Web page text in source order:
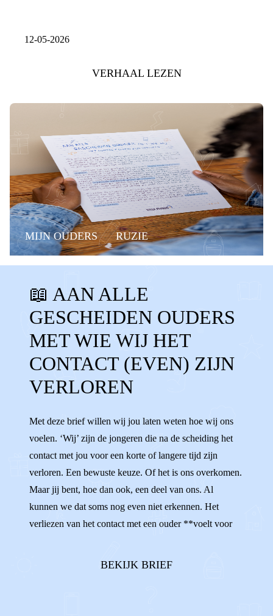
12-05-2026
VERHAAL LEZEN
MIJN OUDERS RUZIE
CONTACTVERLIES
CONTACT VERLOREN
GEEN CONTACT OUDERS NIET ZIEN
AANDACHT KWIJT
📖 AAN ALLE
GESCHEIDEN OUDERS
MET WIE WIJ HET
CONTACT (EVEN) ZIJN
VERLOREN
Met deze brief willen wij jou laten weten hoe wij ons
voelen. ‘Wij’ zijn de jongeren die na de scheiding het
contact met jou voor een korte of langere tijd zijn
verloren. Een bewuste keuze. Of het is ons overkomen.
Maar jij bent, hoe dan ook, een deel van ons. Al
kunnen we dat soms nog even niet erkennen. Het
verliezen van het contact met een ouder **voelt voor
BEKIJK BRIEF